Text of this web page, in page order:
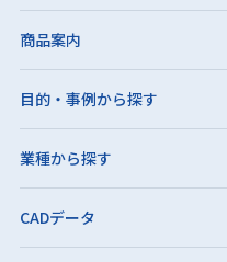
商品案内
目的・事例から探す
業種から探す
CADデータ